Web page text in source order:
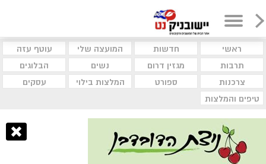
ראשי חדשות המועצה שלי
עוטף עזה
תרבות
מגזין דרום נשים
הבלוגים
צרכנות
ספורט המלצות בילוי
עסקים
טיפים והמלצות